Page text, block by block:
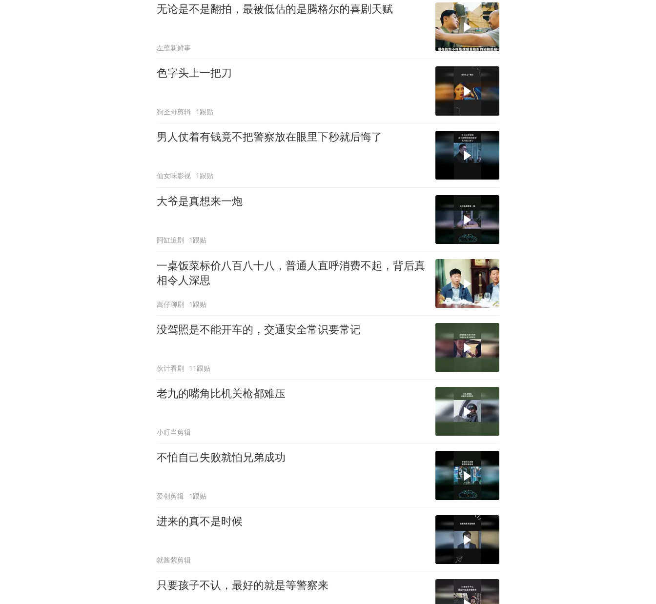
无论是不是翻拍，最被低估的是腾格尔的喜剧天赋
左蕴新鲜事
色字头上一把刀
狗圣哥剪辑 1跟贴
男人仗着有钱竟不把警察放在眼里下秒就后悔了
仙女味影视 1跟贴
大爷是真想来一炮
阿缸追剧 1跟贴
一桌饭菜标价八百八十八，普通人直呼消费不起，背后真
相令人深思
嵩仔聊剧 1跟贴
没驾照是不能开车的，交通安全常识要常记
伙计看剧 11跟贴
老九的嘴角比机关枪都难压
小叮当剪辑
不怕自己失败就怕兄弟成功
爱创剪辑 1跟贴
进来的真不是时候
就酱紫剪辑
只要孩子不认，最好的就是等警察来